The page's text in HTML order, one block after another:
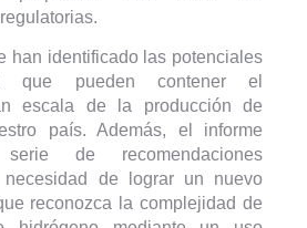
han identificado las potenciales
que pueden contener el
escala de la producción de
país. Además, el informe
de recomendaciones
de lograr un nuevo
reconozca la complejidad de